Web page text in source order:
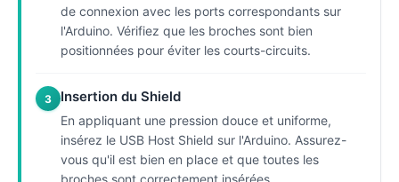
de connexion avec les ports correspondants sur
l'Arduino. Vérifiez que les broches sont bien
positionnées pour éviter les courts-circuits.
3 Insertion du Shield
En appliquant une pression douce et uniforme,
insérez le USB Host Shield sur l'Arduino. Assurez-
vous qu'il est bien en place et que toutes les
broches sont correctement insérées.